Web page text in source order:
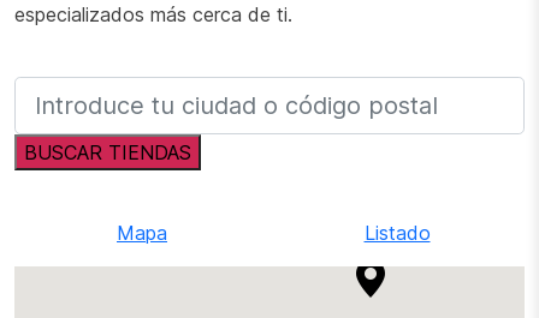
especializados más cerca de ti.
BUSCAR TIENDAS
Mapa Listado